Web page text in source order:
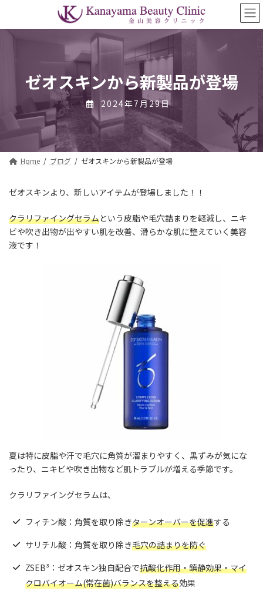
テ
ゲ
ゼオスキンから新製品が登場
2024年7月29日
Home ブログ ゼオスキンから新製品が登場
ゼオスキンより、新しいアイテムが登場しました！！
クラリファイングセラムという皮脂や毛穴詰まりを軽減し、ニキ
ビや吹き出物が出やすい肌を改善、滑らかな肌に整えていく美容
液です！
夏は特に皮脂や汗で毛穴に角質が溜まりやすく、黒ずみが気にな
ったり、ニキビや吹き出物など肌トラブルが増える季節です。
クラリファイングセラムは、
フィチン酸：角質を取り除きターンオーバーを促進する
サリチル酸：角質を取り除き毛穴の詰まりを防ぐ
ZSEB³：ゼオスキン独自配合で抗酸化作用・鎮静効果・マイ
クロバイオーム(常在菌)バランスを整える効果